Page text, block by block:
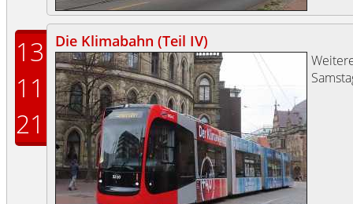
13
11
21
Die Klimabahn (Teil IV)